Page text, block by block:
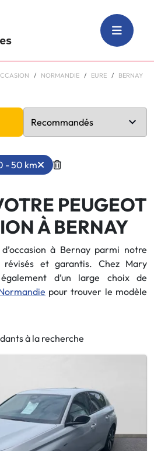
NORMANDIE EURE
BERNAY
27300 - 50 km
PEUGEOT
À BERNAY
à Bernay parmi notre
révisés et garantis. Chez Mary
d’un large choix de
pour trouver le modèle
à la recherche